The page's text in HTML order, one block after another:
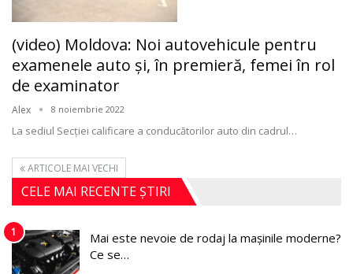
(video) Moldova: Noi autovehicule pentru
examenele auto şi, în premieră, femei în rol
de examinator
Alex 8 noiembrie 2022
La sediul Secției calificare a conducătorilor auto din cadrul…
ARTICOLE MAI VECHI
CELE MAI RECENTE ȘTIRI
1
Mai este nevoie de rodaj la mașinile moderne?
Ce se…